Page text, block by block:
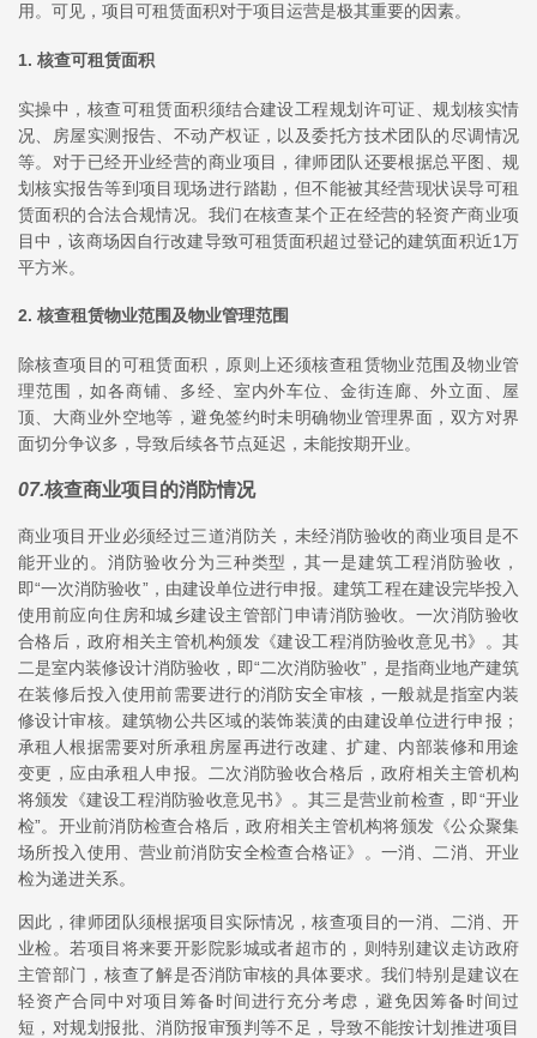
用。可见，项目可租赁面积对于项目运营是极其重要的因素。
1. 核查可租赁面积
实操中，核查可租赁面积须结合建设工程规划许可证、规划核实情
况、房屋实测报告、不动产权证，以及委托方技术团队的尽调情况
等。对于已经开业经营的商业项目，律师团队还要根据总平图、规
划核实报告等到项目现场进行踏勘，但不能被其经营现状误导可租
赁面积的合法合规情况。我们在核查某个正在经营的轻资产商业项
目中，该商场因自行改建导致可租赁面积超过登记的建筑面积近1万
平方米。
2. 核查租赁物业范围及物业管理范围
除核查项目的可租赁面积，原则上还须核查租赁物业范围及物业管
理范围，如各商铺、多经、室内外车位、金街连廊、外立面、屋
顶、大商业外空地等，避免签约时未明确物业管理界面，双方对界
面切分争议多，导致后续各节点延迟，未能按期开业。
07.核查商业项目的消防情况
商业项目开业必须经过三道消防关，未经消防验收的商业项目是不
能开业的。消防验收分为三种类型，其一是建筑工程消防验收，
即“一次消防验收”，由建设单位进行申报。建筑工程在建设完毕投入
使用前应向住房和城乡建设主管部门申请消防验收。一次消防验收
合格后，政府相关主管机构颁发《建设工程消防验收意见书》。其
二是室内装修设计消防验收，即“二次消防验收”，是指商业地产建筑
在装修后投入使用前需要进行的消防安全审核，一般就是指室内装
修设计审核。建筑物公共区域的装饰装潢的由建设单位进行申报；
承租人根据需要对所承租房屋再进行改建、扩建、内部装修和用途
变更，应由承租人申报。二次消防验收合格后，政府相关主管机构
将颁发《建设工程消防验收意见书》。其三是营业前检查，即“开业
检”。开业前消防检查合格后，政府相关主管机构将颁发《公众聚集
场所投入使用、营业前消防安全检查合格证》。一消、二消、开业
检为递进关系。
因此，律师团队须根据项目实际情况，核查项目的一消、二消、开
业检。若项目将来要开影院影城或者超市的，则特别建议走访政府
主管部门，核查了解是否消防审核的具体要求。我们特别是建议在
轻资产合同中对项目筹备时间进行充分考虑，避免因筹备时间过
短，对规划报批、消防报审预判等不足，导致不能按计划推进项目